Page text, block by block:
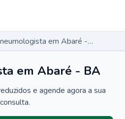
Pneumologista em Abaré - BA
em Abaré - BA
e agende agora a sua
consulta.